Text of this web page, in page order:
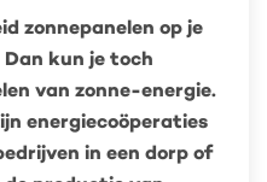
zonnepanelen op je
kun je toch
van zonne-energie.
energiecoöperaties
in een dorp of